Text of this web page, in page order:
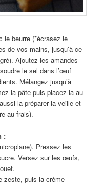
le beurre (*écrasez le
de vos mains, jusqu’à ce
Ajoutez les amandes
le sel dans l’œuf
Mélangez jusqu’à
la pâte puis placez-la au
la préparer la veille et
au frais).
:
Pressez les
Versez sur les œufs,
zeste, puis la crème